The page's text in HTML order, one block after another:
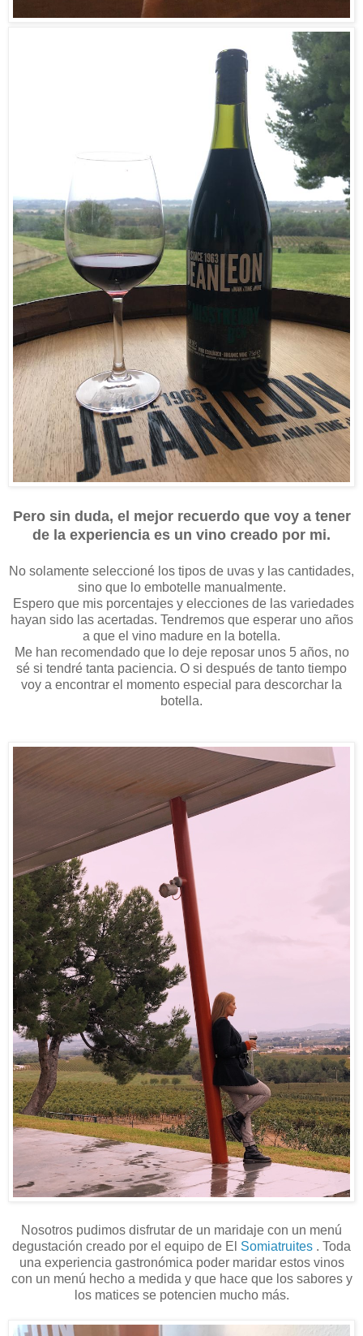
Pero sin duda, el mejor recuerdo que voy a tener
de la experiencia es un vino creado por mi.
No solamente seleccioné los tipos de uvas y las cantidades,
sino que lo embotelle manualmente.
Espero que mis porcentajes y elecciones de las variedades
hayan sido las acertadas. Tendremos que esperar uno años
a que el vino madure en la botella.
Me han recomendado que lo deje reposar unos 5 años, no
sé si tendré tanta paciencia. O si después de tanto tiempo
voy a encontrar el momento especial para descorchar la
botella.
Nosotros pudimos disfrutar de un maridaje con un menú
degustación creado por el equipo de El Somiatruites . Toda
una experiencia gastronómica poder maridar estos vinos
con un menú hecho a medida y que hace que los sabores y
los matices se potencien mucho más.